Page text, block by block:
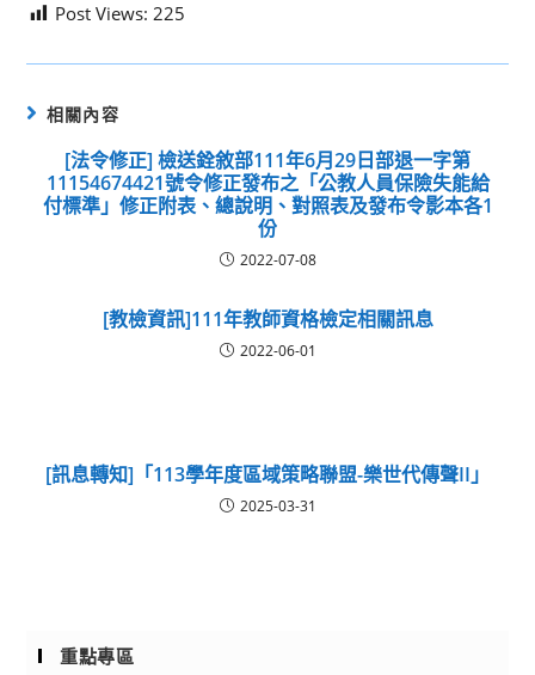
Post Views: 225
相關內容
[法令修正] 檢送銓敘部111年6月29日部退一字第
11154674421號令修正發布之「公教人員保險失能給
付標準」修正附表、總說明、對照表及發布令影本各1
份
2022-07-08
[教檢資訊]111年教師資格檢定相關訊息
2022-06-01
[訊息轉知]「113學年度區域策略聯盟-樂世代傳聲II」
2025-03-31
重點專區